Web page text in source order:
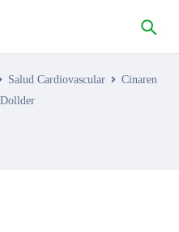
Salud Cardiovascular
Cinaren